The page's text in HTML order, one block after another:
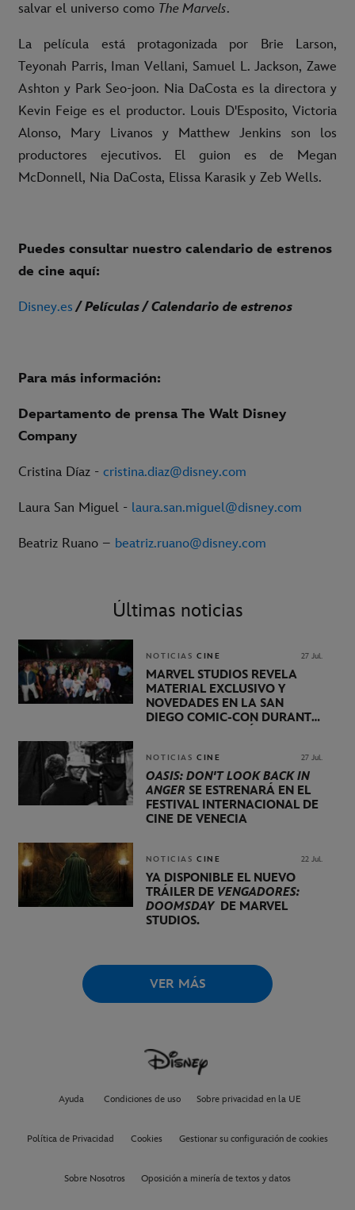
salvar el universo como The Marvels.
La película está protagonizada por Brie Larson,
Teyonah Parris, Iman Vellani, Samuel L. Jackson, Zawe
Ashton y Park Seo-joon. Nia DaCosta es la directora y
Kevin Feige es el productor. Louis D'Esposito, Victoria
Alonso, Mary Livanos y Matthew Jenkins son los
productores ejecutivos. El guion es de Megan
McDonnell, Nia DaCosta, Elissa Karasik y Zeb Wells.
Puedes consultar nuestro calendario de estrenos
de cine aquí:
Disney.es / Películas / Calendario de estrenos
Para más información:
Departamento de prensa The Walt Disney
Company
Cristina Díaz - cristina.diaz@disney.com
Laura San Miguel - laura.san.miguel@disney.com
Beatriz Ruano – beatriz.ruano@disney.com
Últimas noticias
NOTICIAS CINE 27 Jul.
MARVEL STUDIOS REVELA
MATERIAL EXCLUSIVO Y
NOVEDADES EN LA SAN
DIEGO COMIC-CON DURANTE
NOTICIAS CINE 27 Jul.
OASIS: DON'T LOOK BACK IN
ANGER SE ESTRENARÁ EN EL
FESTIVAL INTERNACIONAL DE
CINE DE VENECIA
NOTICIAS CINE 22 Jul.
YA DISPONIBLE EL NUEVO
TRÁILER DE VENGADORES:
DOOMSDAYDE MARVEL
STUDIOS.
VER MÁS
Ayuda Condiciones de uso Sobre privacidad en la UE
Política de Privacidad Cookies Gestionar su configuración de cookies
Sobre Nosotros Oposición a minería de textos y datos